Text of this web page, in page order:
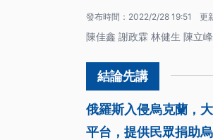
發布時間： 2022/2/28 19:51 更
陳佳鑫 謝政霖 林健生 陳立
俄羅斯入侵烏克蘭，
平台，提供民眾捐助